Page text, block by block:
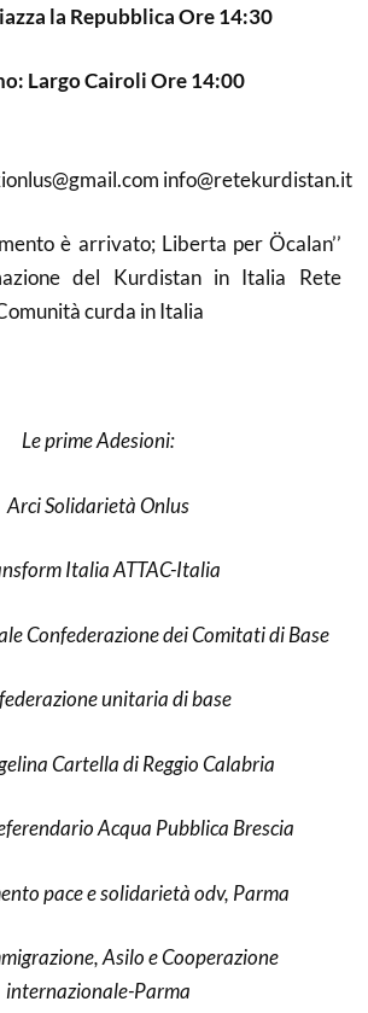
la Repubblica Ore 14:30
Largo Cairoli Ore 14:00
info@retekurdistan.it
è arrivato; Liberta per Öcalan’’
del Kurdistan in Italia Rete
curda in Italia
Le prime Adesioni:
Arci Solidarietà Onlus
Italia ATTAC-Italia
Confederazione dei Comitati di Base
unitaria di base
Cartella di Reggio Calabria
Acqua Pubblica Brescia
pace e solidarietà odv, Parma
Asilo e Cooperazione
internazionale-Parma